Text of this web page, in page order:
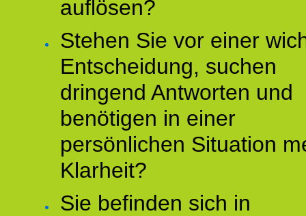
auflösen?
Stehen Sie vor einer
Entscheidung, suchen
dringend Antworten und
benötigen in einer
persönlichen Situation
Klarheit?
Sie befinden sich in